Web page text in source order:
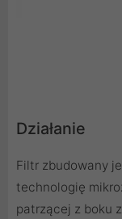
Działanie
Filtr zbudowany
technologię
patrzącej z boku